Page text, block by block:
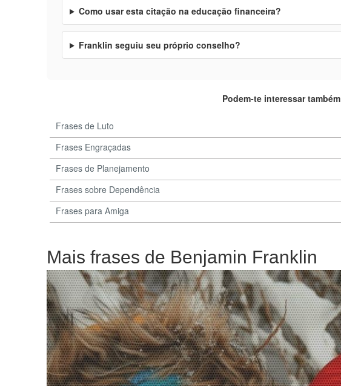
Como usar esta citação na educação financeira?
Franklin seguiu seu próprio conselho?
Podem-te interessar também
Frases de Luto
Frases Engraçadas
Frases de Planejamento
Frases sobre Dependência
Frases para Amiga
Mais frases de Benjamin Franklin